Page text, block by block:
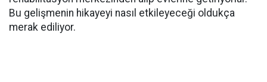
Bu gelişmenin hikayeyi nasıl etkileyeceği oldukça
merak ediliyor.